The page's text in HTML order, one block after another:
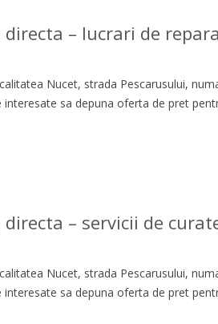
– lucrari de
Nucet, strada Pescarusului,
sa depuna oferta de pret
– servicii de
Nucet, strada Pescarusului,
sa depuna oferta de pret